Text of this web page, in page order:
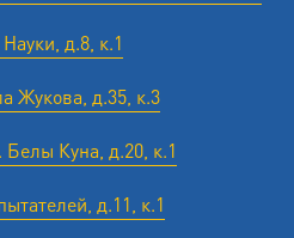
д.8, к.1
Жукова, д.35, к.3
Куна, д.20, к.1
д.11, к.1